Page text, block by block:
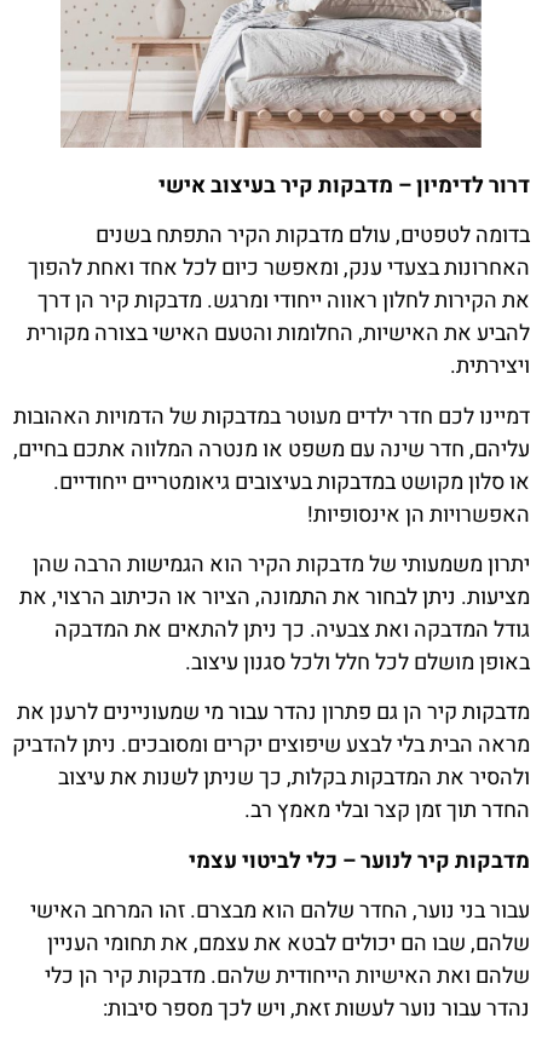
דרור לדימיון – מדבקות קיר בעיצוב אישי
בדומה לטפטים, עולם מדבקות הקיר התפתח בשנים
האחרונות בצעדי ענק, ומאפשר כיום לכל אחד ואחת להפוך
את הקירות לחלון ראווה ייחודי ומרגש. מדבקות קיר הן דרך
להביע את האישיות, החלומות והטעם האישי בצורה מקורית
ויצירתית.
דמיינו לכם חדר ילדים מעוטר במדבקות של הדמויות האהובות
עליהם, חדר שינה עם משפט או מנטרה המלווה אתכם בחיים,
או סלון מקושט במדבקות בעיצובים גיאומטריים ייחודיים.
האפשרויות הן אינסופיות!
יתרון משמעותי של מדבקות הקיר הוא הגמישות הרבה שהן
מציעות. ניתן לבחור את התמונה, הציור או הכיתוב הרצוי, את
גודל המדבקה ואת צבעיה. כך ניתן להתאים את המדבקה
באופן מושלם לכל חלל ולכל סגנון עיצוב.
מדבקות קיר הן גם פתרון נהדר עבור מי שמעוניינים לרענן את
מראה הבית בלי לבצע שיפוצים יקרים ומסובכים. ניתן להדביק
ולהסיר את המדבקות בקלות, כך שניתן לשנות את עיצוב
החדר תוך זמן קצר ובלי מאמץ רב.
מדבקות קיר לנוער – כלי לביטוי עצמי
עבור בני נוער, החדר שלהם הוא מבצרם. זהו המרחב האישי
שלהם, שבו הם יכולים לבטא את עצמם, את תחומי העניין
שלהם ואת האישיות הייחודית שלהם. מדבקות קיר הן כלי
נהדר עבור נוער לעשות זאת, ויש לכך מספר סיבות: